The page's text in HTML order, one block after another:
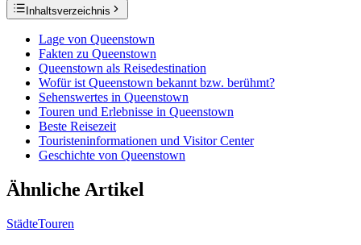
Inhaltsverzeichnis
Lage von Queenstown
Fakten zu Queenstown
Queenstown als Reisedestination
Wofür ist Queenstown bekannt bzw. berühmt?
Sehenswertes in Queenstown
Touren und Erlebnisse in Queenstown
Beste Reisezeit
Touristeninformationen und Visitor Center
Geschichte von Queenstown
Ähnliche Artikel
StädteTouren